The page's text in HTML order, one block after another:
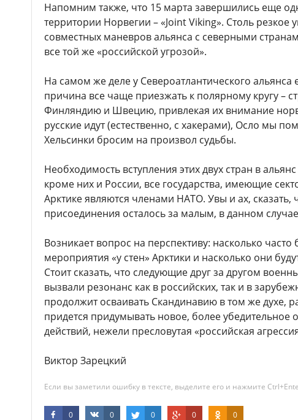
Напомним также, что 15 марта завершились еще
территории Норвегии – «Joint Viking». Столь резкое
совместных маневров альянса с северными
все той же «российской угрозой».
На самом же деле у Североатлантического альянса
причина все чаще приезжать к полярному кругу –
Финляндию и Швецию, привлекая их внимание
русские идут (естественно, с хакерами), Осло мы
Хельсинки бросим на произвол судьбы.
Необходимость вступления этих двух стран в
кроме них и России, все государства, имеющие
Арктике являются членами НАТО. Увы и ах, сказать,
присоединения осталось за малым, в данном
Возникает вопрос на перспективу: насколько
мероприятия «у стен» Арктики и насколько они
Стоит сказать, что следующие друг за другом
вызвали резонанс как в российских, так и в
продолжит осваивать Скандинавию в том же духе,
придется придумывать новое, более убедительное
действий, нежели пресловутая «российская
Виктор Зарецкий
Если вы заметили ошибку в тексте, выделите его и нажмите
0 0 0 0 0